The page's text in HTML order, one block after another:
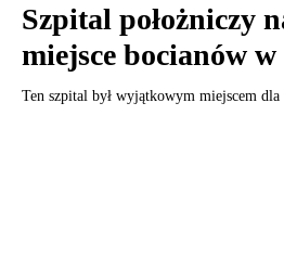
Szpital położniczy
miejsce bocianów
Ten szpital był wyjątkowym miejscem dla